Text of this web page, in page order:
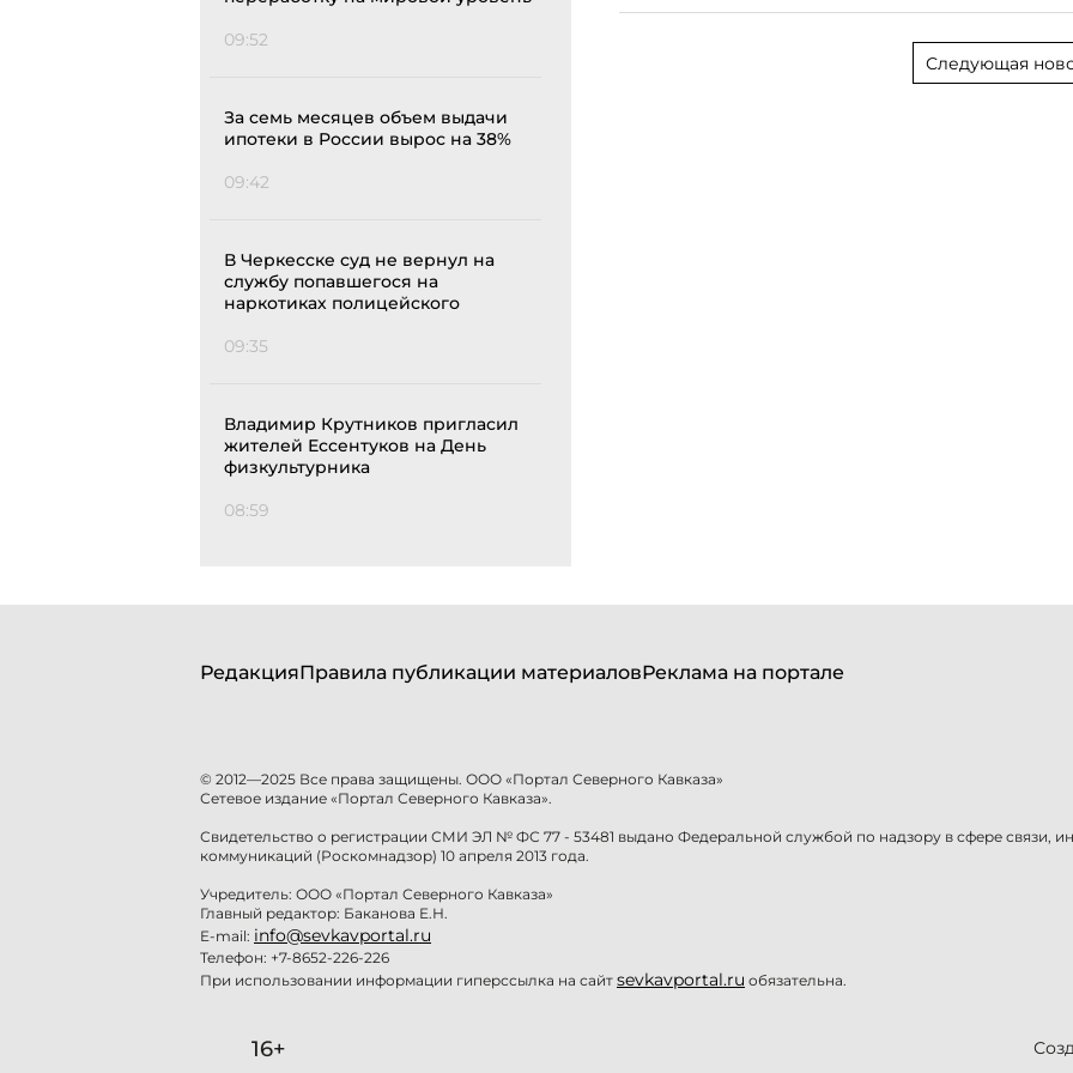
09:52
За семь месяцев объем выдачи
ипотеки в России вырос на 38%
09:42
В Черкесске суд не вернул на
службу попавшегося на
наркотиках полицейского
09:35
Владимир Крутников пригласил
жителей Ессентуков на День
физкультурника
08:59
Следующая
РедакцияПравила публикации материаловРеклама на портале
© 2012—2025 Все права защищены. ООО «Портал Северного Кавказа»
Сетевое издание «Портал Северного Кавказа».
Свидетельство о регистрации СМИ ЭЛ № ФС 77 - 53481 выдано Федеральной службой по надзору в сфере связи,
коммуникаций (Роскомнадзор) 10 апреля 2013 года.
Учредитель: ООО «Портал Северного Кавказа»
Главный редактор: Баканова Е.Н.
E-mail: info@sevkavportal.ru
Телефон: +7-8652-226-226
При использовании информации гиперссылка на сайт sevkavportal.ru обязательна.
16+